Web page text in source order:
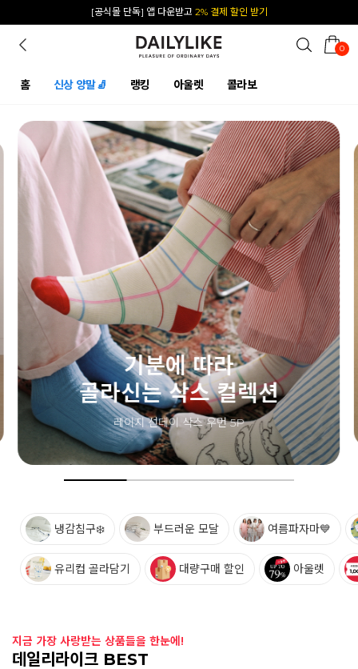
카카오 플친 추가하면1천원 즉시 할인 쿠폰
0
홈 신상 양말🧦 랭킹 아울렛 콜라보
달콤한 컬러를
담은 스트라이프
쿠키 스트라이프 삭스 우먼 2P
냉감침구❄️ 부드러운 모달 여름파자마💙
유리컵 골라담기 대량구매 할인 아울렛
지금 가장 사랑받는 상품들을 한눈에!
데일리라이크 BEST